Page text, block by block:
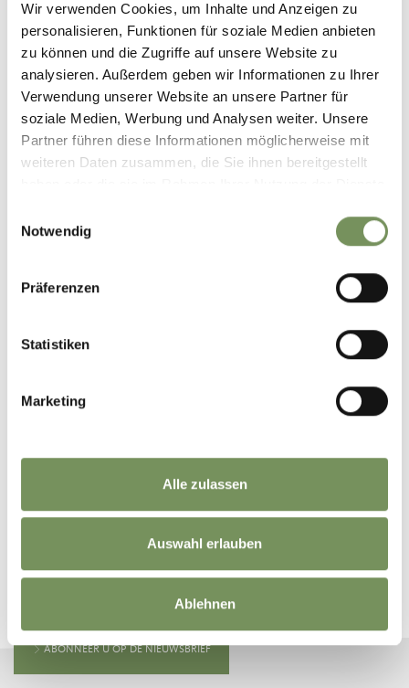
Wir verwenden Cookies, um Inhalte und Anzeigen zu
personalisieren, Funktionen für soziale Medien anbieten
zu können und die Zugriffe auf unsere Website zu
analysieren. Außerdem geben wir Informationen zu Ihrer
Verwendung unserer Website an unsere Partner für
soziale Medien, Werbung und Analysen weiter. Unsere
Partner führen diese Informationen möglicherweise mit
weiteren Daten zusammen, die Sie ihnen bereitgestellt
Notwendig
Präferenzen
Statistiken
Marketing
Alle zulassen
Auswahl erlauben
Ablehnen
BLIJF OP DE HOOGTE MET ONS
Nieuws en informatie direct in uw mailbox
ABONNEER U OP DE NIEUWSBRIEF